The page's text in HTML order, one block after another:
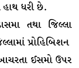
હાથ ધરી છે.
તથા જિલ્લા
પ્રોહિબિશન
ઈસમો ઉપર